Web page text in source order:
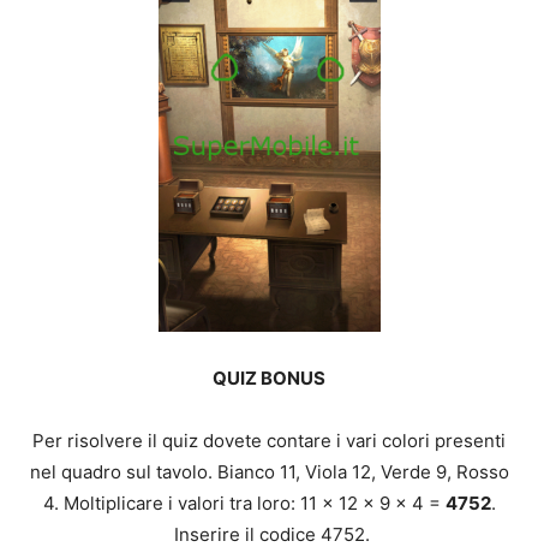
QUIZ BONUS
Per risolvere il quiz dovete contare i vari colori presenti
nel quadro sul tavolo. Bianco 11, Viola 12, Verde 9, Rosso
4. Moltiplicare i valori tra loro: 11 x 12 x 9 x 4 = 4752.
Inserire il codice 4752.